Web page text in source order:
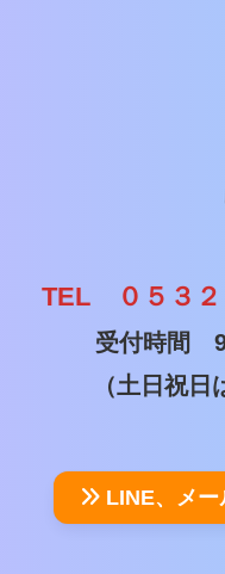
TEL ０５３２
受付時間 9
（土日祝日
LINE、メ